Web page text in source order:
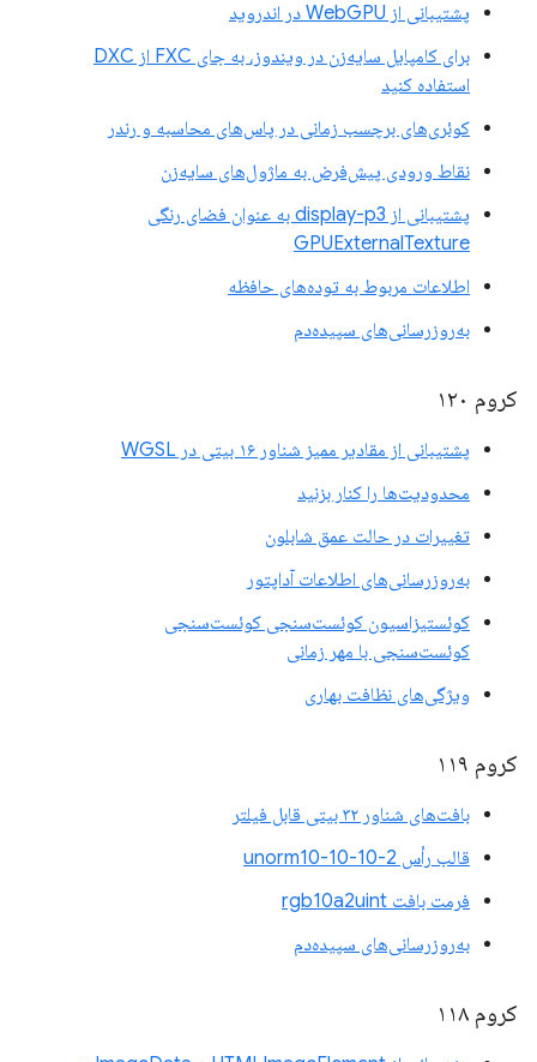
پشتیبانی از WebGPU در اندروید
برای کامپایل سایه‌زن در ویندوز، به جای FXC از DXC
استفاده کنید
کوئری‌های برچسب زمانی در پاس‌های محاسبه و رندر
نقاط ورودی پیش‌فرض به ماژول‌های سایه‌زن
پشتیبانی از display-p3 به عنوان فضای رنگی
GPUExternalTexture
اطلاعات مربوط به توده‌های حافظه
به‌روزرسانی‌های سپیده‌دم
کروم ۱۲۰
پشتیبانی از مقادیر ممیز شناور ۱۶ بیتی در WGSL
محدودیت‌ها را کنار بزنید
تغییرات در حالت عمق شابلون
به‌روزرسانی‌های اطلاعات آداپتور
کوئستیزاسیون کوئست‌سنجی کوئست‌سنجی
کوئست‌سنجی با مهر زمانی
ویژگی‌های نظافت بهاری
کروم ۱۱۹
بافت‌های شناور ۳۲ بیتی قابل فیلتر
قالب رأس unorm10-10-10-2
فرمت بافت rgb10a2uint
به‌روزرسانی‌های سپیده‌دم
کروم ۱۱۸